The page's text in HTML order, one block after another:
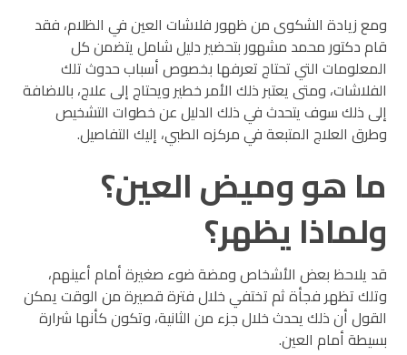
ومع زيادة الشكوى من ظهور فلاشات العين في الظلام، فقد
قام دكتور محمد مشهور بتحضير دليل شامل يتضمن كل
المعلومات التي تحتاج تعرفها بخصوص أسباب حدوث تلك
الفلاشات، ومتى يعتبر ذلك الأمر خطير ويحتاج إلى علاج، بالاضافة
إلى ذلك سوف يتحدث في ذلك الدليل عن خطوات التشخيص
وطرق العلاج المتبعة في مركزه الطبي، إليك التفاصيل.
ما هو وميض العين؟
ولماذا يظهر؟
قد يلاحظ بعض الأشخاص ومضة ضوء صغيرة أمام أعينهم،
وتلك تظهر فجأة ثم تختفي خلال فترة قصيرة من الوقت يمكن
القول أن ذلك يحدث خلال جزء من الثانية، وتكون كأنها شرارة
بسيطة أمام العين.